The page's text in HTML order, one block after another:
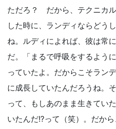
ただろ？ だから、テクニカ
した時に、ランディならどう
ね。ルディによれば、彼は常
だ。「まるで呼吸をするよう
っていたよ。だからこそラン
に成長していたんだろうね。
って、もしあのまま生きてい
いたんだ!?って（笑）。だか